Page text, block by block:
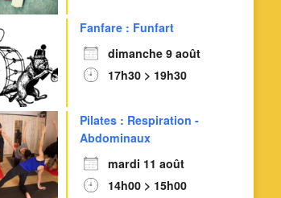
Outlook Live
Fanfare : Funfart
dimanche 9 août
17h30 > 19h30
Pilates : Respiration -
Abdominaux
mardi 11 août
14h00 > 15h00